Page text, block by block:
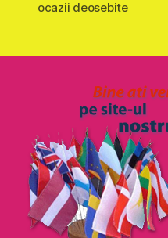
ocazii deosebite